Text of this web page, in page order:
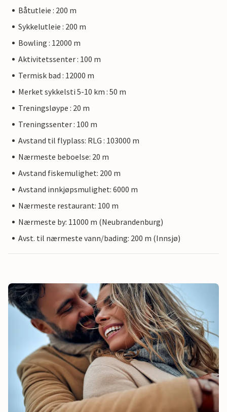
Båtutleie : 200 m
Sykkelutleie : 200 m
Bowling : 12000 m
Aktivitetssenter : 100 m
Termisk bad : 12000 m
Merket sykkelsti 5-10 km : 50 m
Treningsløype : 20 m
Treningssenter : 100 m
Avstand til flyplass: RLG : 103000 m
Nærmeste beboelse: 20 m
Avstand fiskemulighet: 200 m
Avstand innkjøpsmulighet: 6000 m
Nærmeste restaurant: 100 m
Nærmeste by: 11000 m (Neubrandenburg)
Avst. til nærmeste vann/bading: 200 m (Innsjø)